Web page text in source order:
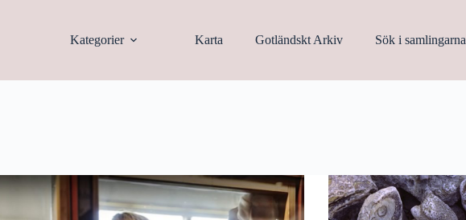
Kategorier Karta Gotländskt Arkiv Sök i samlingarna